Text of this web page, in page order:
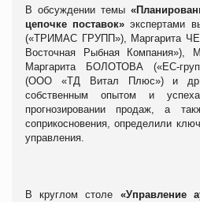
В обсуждении темы
цепочке поставок» экспертами
(«ТРИМАС ГРУПП»), Маргарита
Восточная Рыбная Компания»),
Маргарита БОЛОТОВА («ЕС-
(ООО «ТД Витал Плюс») и др.
собственным опытом и
прогнозировании продаж, а
соприкосновения, определили
управления.
В круглом столе «Управление